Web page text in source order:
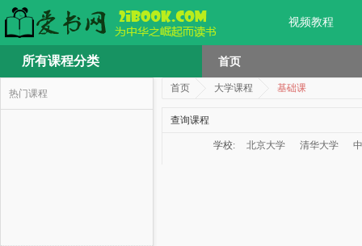
视频教程
所有课程分类 首页
热门课程 首页 大学课程 基础课
查询课程
学校: 北京大学 清华大学